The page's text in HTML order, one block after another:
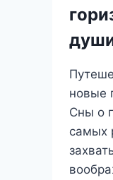
новые
Сны о
самых